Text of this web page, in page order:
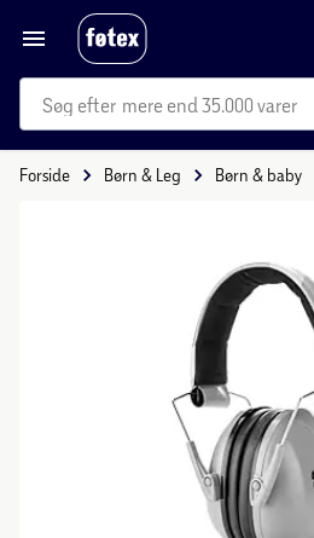
mere end 35.000 varer
Forside Børn & Leg Børn & baby